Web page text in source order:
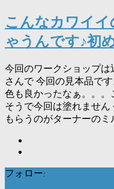
こんなカワイ
ゃうんです♪初
今回のワークショップ
さんで 今回の見本品で
色も良かったなぁ。。
そうで今回は塗れませ
もらうのがターナーのミ
フォロー: